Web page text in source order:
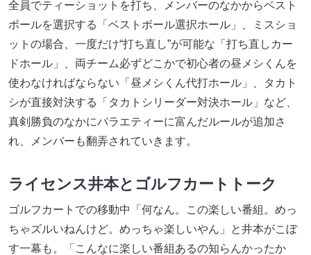
全員でティーショットを打ち、メンバーのなかからベスト
ボールを選択する「ベストボール選択ホール」、ミスショ
ットの場合、一度だけ“打ち直し”が可能な「打ち直しカー
ドホール」、両チーム必ずどこかで初心者の昼メシくんを
使わなければならない「昼メシくん代打ホール」、タカト
シが直接対決する「タカトシリーダー対決ホール」など、
真剣勝負のなかにバラエティーに富んだルールが追加さ
れ、メンバーも翻弄されていきます。
ライセンス井本とゴルフカートトーク
ゴルフカートでの移動中「何なん。この楽しい番組。めっ
ちゃズルいねんけど。めっちゃ楽しいやん」と井本がこぼ
す一幕も。「こんなに楽しい番組あるの知らんかったか